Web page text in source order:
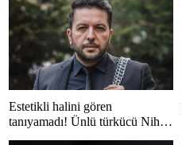
Estetikli halini gören
tanıyamadı! Ünlü türkücü Nihat
Doğan 10 yaş gençleşti